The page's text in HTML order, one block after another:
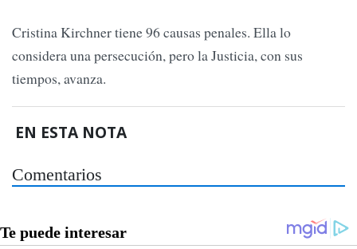
Cristina Kirchner tiene 96 causas penales. Ella lo
considera una persecución, pero la Justicia, con sus
tiempos, avanza.
EN ESTA NOTA
Comentarios